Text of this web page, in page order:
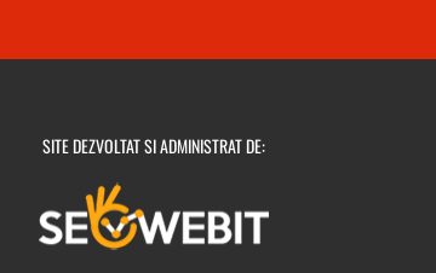
SITE DEZVOLTAT SI ADMINISTRAT DE: